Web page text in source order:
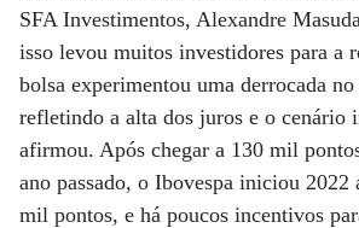
SFA Investimentos, Alexandre
isso levou muitos investidores para a
bolsa experimentou uma derrocada no
refletindo a alta dos juros e o cenário
afirmou. Após chegar a 130 mil
ano passado, o Ibovespa iniciou 2022
mil pontos, e há poucos incentivos